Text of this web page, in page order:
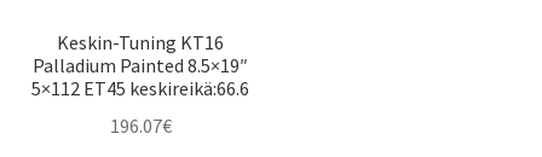
Keskin-Tuning KT16
Palladium Painted 8.5×19″
5×112 ET45 keskireikä:66.6
196.07€